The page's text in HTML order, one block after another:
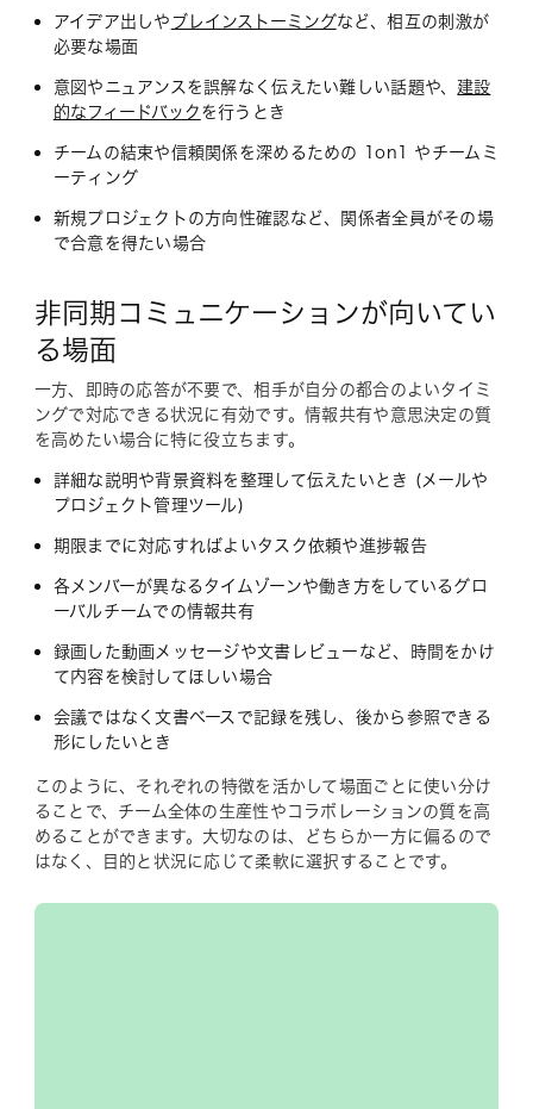
アイデア出しや ブレインストーミングなど、相互の刺激が
必要な場面
意図やニュアンスを誤解なく伝えたい難しい話題や、 建設
的なフィードバック を行うとき
チームの結束や信頼関係を深めるための 1on1 やチームミ
ーティング
新規プロジェクトの方向性確認など、関係者全員がその場
で合意を得たい場合
非同期コミュニケーションが向いてい
る場面
一方、即時の応答が不要で、相手が自分の都合のよいタイミ
ングで対応できる状況に有効です。情報共有や意思決定の質
を高めたい場合に特に役立ちます。
詳細な説明や背景資料を整理して伝えたいとき (メールや
プロジェクト管理ツール)
期限までに対応すればよいタスク依頼や進捗報告
各メンバーが異なるタイムゾーンや働き方をしているグロ
ーバルチームでの情報共有
録画した動画メッセージや文書レビューなど、時間をかけ
て内容を検討してほしい場合
会議ではなく文書ベースで記録を残し、後から参照できる
形にしたいとき
このように、それぞれの特徴を活かして場面ごとに使い分け
ることで、チーム全体の生産性やコラボレーションの質を高
めることができます。大切なのは、どちらか一方に偏るので
はなく、目的と状況に応じて柔軟に選択することです。